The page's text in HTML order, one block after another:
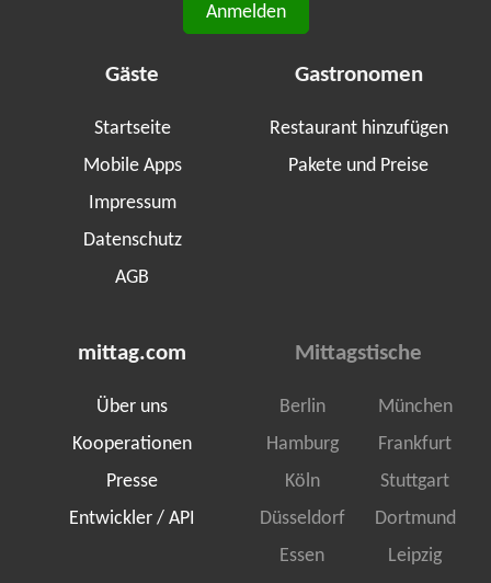
Anmelden
Gäste
Startseite
Mobile Apps
Impressum
Datenschutz
AGB
Gastronomen
Restaurant hinzufügen
Pakete und Preise
mittag.com
Über uns
Kooperationen
Presse
Entwickler / API
Mittagstische
Berlin
München
Hamburg
Frankfurt
Köln
Stuttgart
Düsseldorf
Dortmund
Essen
Leipzig